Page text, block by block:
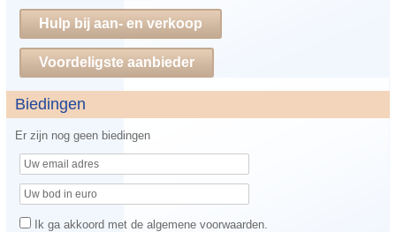
Hulp bij aan- en verkoop
Voordeligste aanbieder
Biedingen
Er zijn nog geen biedingen
Ik ga akkoord met de algemene voorwaarden.